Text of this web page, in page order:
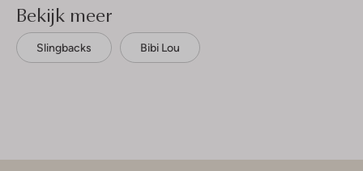
Bekijk meer
Slingbacks Bibi Lou